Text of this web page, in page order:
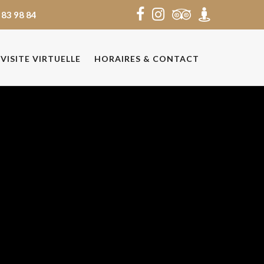
98 84
VISITE VIRTUELLE HORAIRES & CONTACT